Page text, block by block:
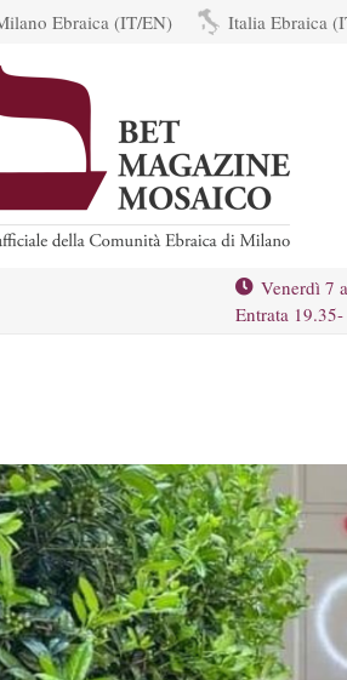
Ebraica (IT/EN) Italia Ebraica
Venerdì 7
Entrata